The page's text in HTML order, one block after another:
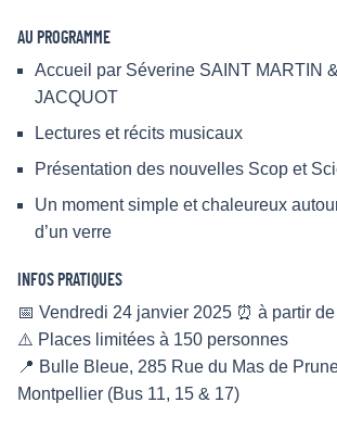
AU PROGRAMME
Accueil par Séverine SAINT MARTIN
JACQUOT
Lectures et récits musicaux
Présentation des nouvelles Scop et
Un moment simple et chaleureux
d’un verre
INFOS PRATIQUES
📅 Vendredi 24 janvier 2025 ⏰ à partir
⚠️ Places limitées à 150 personnes
📍 Bulle Bleue, 285 Rue du Mas de
Montpellier (Bus 11, 15 & 17)